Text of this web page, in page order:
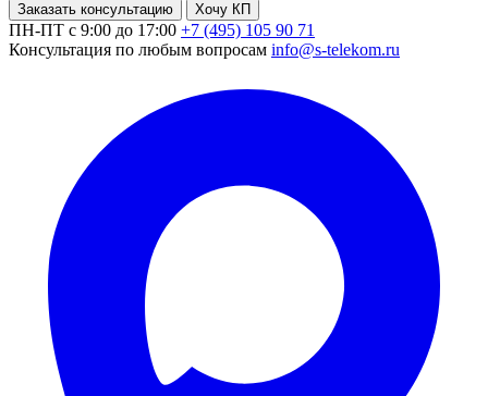
Заказать консультацию Хочу КП
ПН-ПТ с 9:00 до 17:00 +7 (495) 105 90 71
Консультация по любым вопросам info@s-telekom.ru